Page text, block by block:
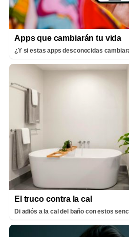
Apps que cambiarán tu vida
¿Y si estas apps desconocidas
El truco contra la cal
Di adiós a la cal del baño con estos